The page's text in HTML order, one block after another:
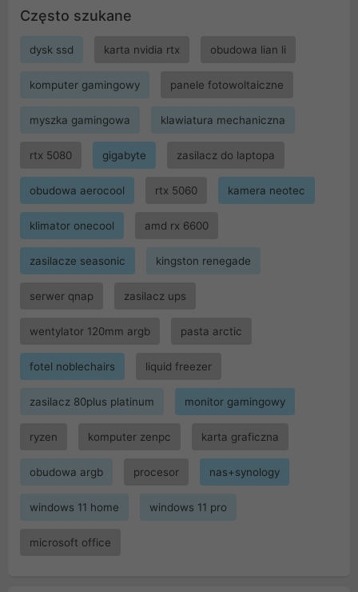
Często szukane
dysk ssd karta nvidia rtx obudowa lian li
komputer gamingowy panele fotowoltaiczne
myszka gamingowa klawiatura mechaniczna
rtx 5080 gigabyte zasilacz do laptopa
obudowa aerocool rtx 5060 kamera neotec
klimator onecool amd rx 6600
zasilacze seasonic kingston renegade
serwer qnap zasilacz ups
wentylator 120mm argb pasta arctic
fotel noblechairs liquid freezer
zasilacz 80plus platinum monitor gamingowy
ryzen komputer zenpc karta graficzna
obudowa argb procesor nas+synology
windows 11 home windows 11 pro
microsoft office